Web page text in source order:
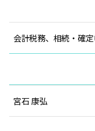
会計税務、相続・確
宮石 康弘